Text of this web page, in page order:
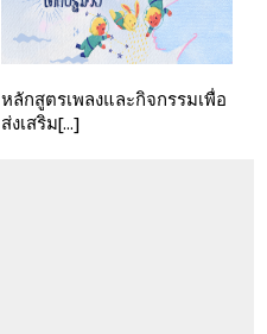
หลักสูตรเพลงและกิจกรรมเพื่อ
ส่งเสริม[...]